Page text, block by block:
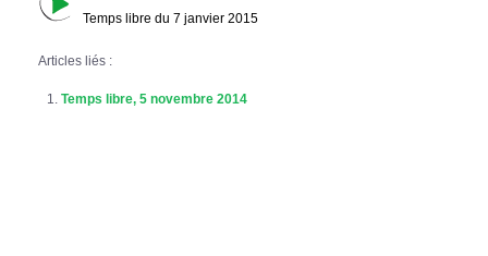
Temps libre du 7 janvier 2015
Articles liés :
Temps libre, 5 novembre 2014